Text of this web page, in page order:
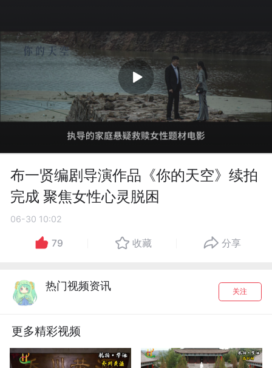
布一贤编剧导演作品《你的天空》续拍
完成 聚焦女性心灵脱困
06-30 10:02
79 收藏 分享
热门视频资讯 关注
更多精彩视频